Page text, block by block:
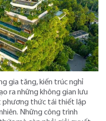
gia tăng, kiến trúc nghỉ
ra những không gian lưu
phương thức tái thiết lập
Những công trình